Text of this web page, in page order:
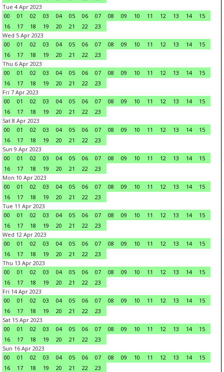
Tue 4 Apr 2023
00
01 02 03 04 05 06 07 08 09 10 11 12 13 14
15
16
17 18 19 20 21 22
23
Wed 5 Apr 2023
00
01 02 03 04 05 06 07 08 09 10 11 12 13 14
15
16
17 18 19 20 21 22
23
Thu 6 Apr 2023
00
01 02 03 04 05 06 07 08 09 10 11 12 13 14
15
16
17 18 19 20 21 22
23
Fri 7 Apr 2023
00
01 02 03 04 05 06 07 08 09 10 11 12 13 14
15
16
17 18 19 20 21 22
23
Sat 8 Apr 2023
00
01 02 03 04 05 06 07 08 09 10 11 12 13 14
15
16
17 18 19 20 21 22
23
Sun 9 Apr 2023
00
01 02 03 04 05 06 07 08 09 10 11 12 13 14
15
16
17 18 19 20 21 22
23
Mon 10 Apr 2023
00
01 02 03 04 05 06 07 08 09 10 11 12 13 14
15
16
17 18 19 20 21 22
23
Tue 11 Apr 2023
00
01 02 03 04 05 06 07 08 09 10 11 12 13 14
15
16
17 18 19 20 21 22
23
Wed 12 Apr 2023
00
01 02 03 04 05 06 07 08 09 10 11 12 13 14
15
16
17 18 19 20 21 22
23
Thu 13 Apr 2023
00
01 02 03 04 05 06 07 08 09 10 11 12 13 14
15
16
17 18 19 20 21 22
23
Fri 14 Apr 2023
00
01 02 03 04 05 06 07 08 09 10 11 12 13 14
15
16
17 18 19 20 21 22
23
Sat 15 Apr 2023
00
01 02 03 04 05 06 07 08 09 10 11 12 13 14
15
16
17 18 19 20 21 22
23
Sun 16 Apr 2023
00
01 02 03 04 05 06 07 08 09 10 11 12 13 14
15
16
17 18 19 20 21 22
23